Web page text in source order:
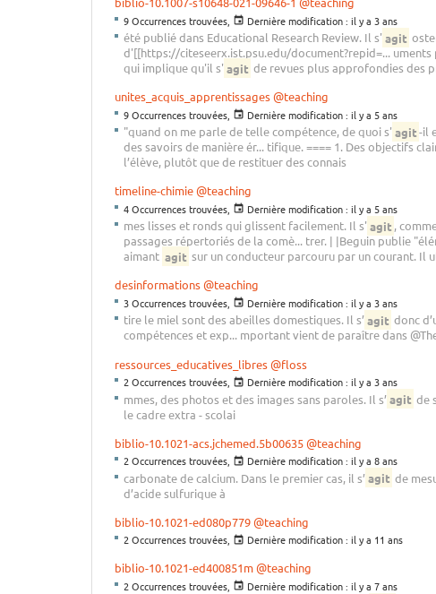
9 Occurrences trouvées, Dernière modification : il y a 3 ans
été publié dans Educational Research Review. Il s' agit
d'[[https://citeseerx.ist.psu.edu/document?repid=...
qui implique qu'il s' agit de revues plus approfondies des
unites_acquis_apprentissages@teaching
9 Occurrences trouvées, Dernière modification : il y a 5 ans
"quand on me parle de telle compétence, de quoi s' agit-il
des savoirs de manière ér... tifique. ==== 1. Des objectifs
l’élève, plutôt que de restituer des connais
timeline-chimie@teaching
4 Occurrences trouvées, Dernière modification : il y a 5 ans
mes lisses et ronds qui glissent facilement. Il s' agit ,
passages répertoriés de la comè... trer. | |Beguin publie
aimant agit sur un conducteur parcouru par un courant. Il
desinformations@teaching
3 Occurrences trouvées, Dernière modification : il y a 3 ans
tire le miel sont des abeilles domestiques. Il s’agit donc
compétences et exp... mportant vient de paraître dans
ressources_educatives_libres@floss
2 Occurrences trouvées, Dernière modification : il y a 3 ans
mmes, des photos et des images sans paroles. Il s’agit de
le cadre extra - scolai
biblio-10.1021-acs.jchemed.5b00635@teaching
2 Occurrences trouvées, Dernière modification : il y a 8 ans
carbonate de calcium. Dans le premier cas, il s’agit de
d’acide sulfurique à
biblio-10.1021-ed080p779@teaching
2 Occurrences trouvées, Dernière modification : il y a 11 ans
biblio-10.1021-ed400851m@teaching
2 Occurrences trouvées, Dernière modification : il y a 7 ans